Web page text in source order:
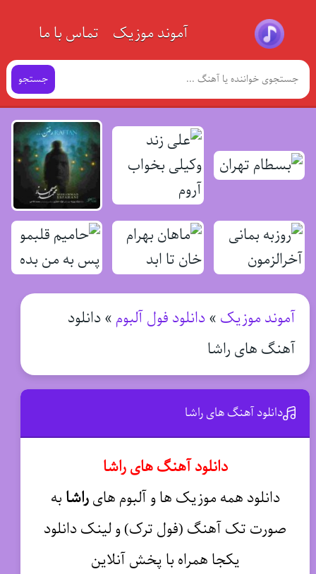
آموند موزیک تماس با ما
جستجو
آموند موزیک »دانلود فول آلبوم »دانلود
آهنگ های راشا
دانلود آهنگ های راشا
دانلود آهنگ های راشا
دانلود همه موزیک ها و آلبوم هایراشا به
صورت تک آهنگ (فول ترک) و لینک دانلود
یکجا همراه با پخش آنلاین